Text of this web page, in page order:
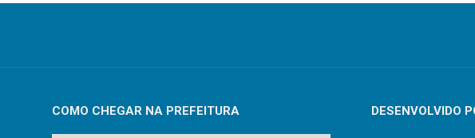
COMO CHEGAR NA PREFEITURA DESENVOLVIDO